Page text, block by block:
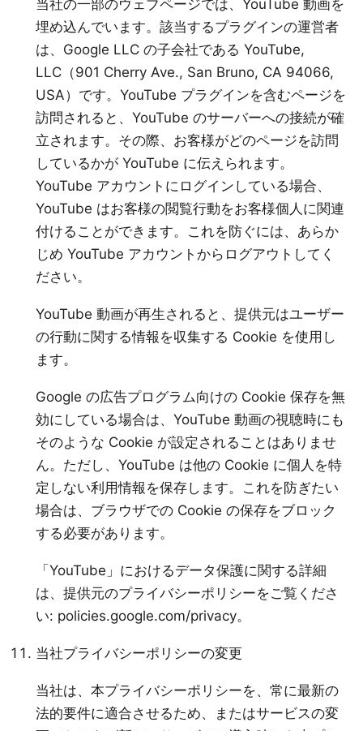
当社の一部のウェブページでは、YouTube 動画を
埋め込んでいます。該当するプラグインの運営者
は、Google LLC の子会社である YouTube,
LLC（901 Cherry Ave., San Bruno, CA 94066,
USA）です。YouTube プラグインを含むページを
訪問されると、YouTube のサーバーへの接続が確
立されます。その際、お客様がどのページを訪問
しているかが YouTube に伝えられます。
YouTube アカウントにログインしている場合、
YouTube はお客様の閲覧行動をお客様個人に関連
付けることができます。これを防ぐには、あらか
じめ YouTube アカウントからログアウトしてく
ださい。
YouTube 動画が再生されると、提供元はユーザー
の行動に関する情報を収集する Cookie を使用し
ます。
Google の広告プログラム向けの Cookie 保存を無
効にしている場合は、YouTube 動画の視聴時にも
そのような Cookie が設定されることはありませ
ん。ただし、YouTube は他の Cookie に個人を特
定しない利用情報を保存します。これを防ぎたい
場合は、ブラウザでの Cookie の保存をブロック
する必要があります。
「YouTube」におけるデータ保護に関する詳細
は、提供元のプライバシーポリシーをご覧くださ
い: policies.google.com/privacy。
当社プライバシーポリシーの変更
当社は、本プライバシーポリシーを、常に最新の
法的要件に適合させるため、またはサービスの変